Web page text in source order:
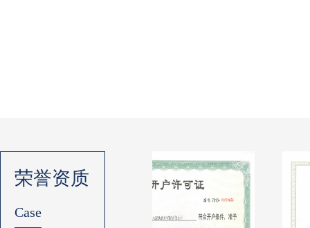
荣誉资质
Case